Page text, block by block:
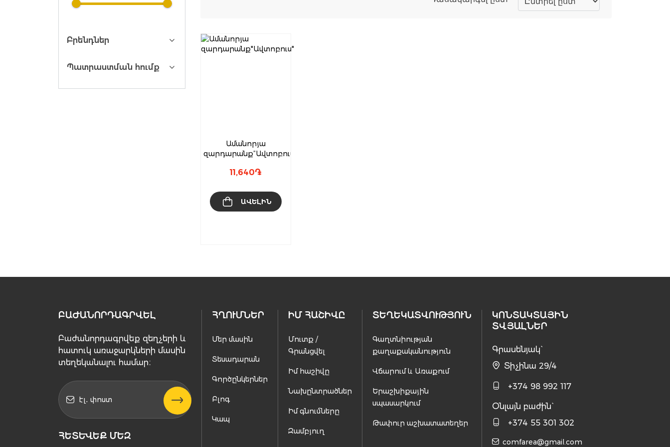
Բրենդներ
Պատրաստման հումք
Ամանորյա
զարդարանք”Ավտոբուս”
11,640֏
ԱՎԵԼԻՆ
ԲԱԺԱՆՈՐԴԱԳՐՎԵԼ
Բաժանորդագրվեք զեղչերի և
հատուկ առաջարկների մասին
տեղեկանալու համար։
ՀԵՏԵՒԵՔ ՄԵԶ
ՀՂՈՒՄՆԵՐ
Մեր մասին
Տեսադարան
Գործընկերներ
Բլոգ
Կապ
ԻՄ ՀԱՇԻՎԸ
Մուտք /
Գրանցվել
Իմ հաշիվը
Նախընտրածներ
Իմ գնումները
Զամբյուղ
ՏԵՂԵԿԱՏՎՈՒԹՅՈՒՆ
Գաղտնիության
քաղաքականություն
Վճարում և Առաքում
Երաշխիքային
սպասարկում
Թափուր աշխատատեղեր
ԿՈՆՏԱԿՏԱՅԻՆ
ՏՎՅԱԼՆԵՐ
Գրասենյակ`
Տիչինա 29/4
+374 98 992 117
Օնլայն բաժին`
+374 55 301 302
comfarea@gmail.com